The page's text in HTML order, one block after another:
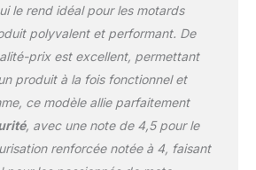
d'autres sacs ; boucles
de marque solides et
accrocher des objets ;
logo réfléchissant é pour
plus de sécurité à la
tombée de la nuit.
Sacoche de moto / sac
le rend idéal pour les motards
polyvalent et performant. De
prix est excellent, permettant
produit à la fois fonctionnel et
ce modèle allie parfaitement
, avec une note de 4,5 pour le
renforcée notée à 4, faisant